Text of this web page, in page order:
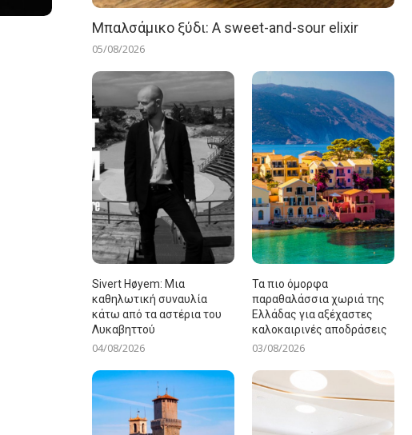
Μπαλσάμικο ξύδι: A sweet-and-sour elixir
05/08/2026
Sivert Høyem: Μια
καθηλωτική συναυλία
κάτω από τα αστέρια του
Λυκαβηττού
04/08/2026
Τα πιο όμορφα
παραθαλάσσια χωριά της
Ελλάδας για αξέχαστες
καλοκαιρινές αποδράσεις
03/08/2026